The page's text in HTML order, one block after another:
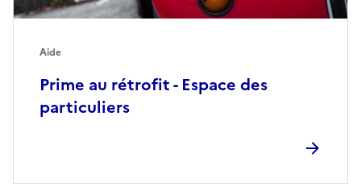
Prime au rétrofit - Espace des
particuliers
Aide